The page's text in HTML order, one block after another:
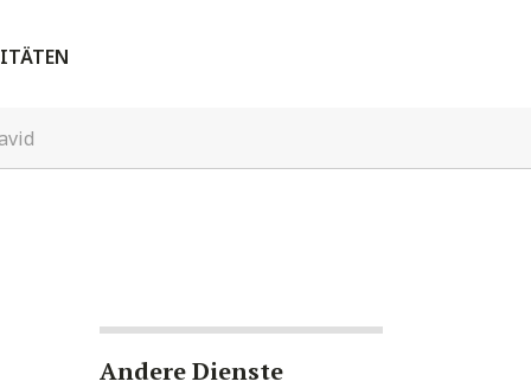
Andere Dienste